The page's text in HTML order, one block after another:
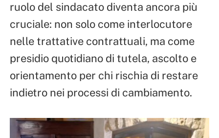
ruolo del sindacato diventa ancora più
cruciale: non solo come interlocutore
nelle trattative contrattuali, ma come
presidio quotidiano di tutela, ascolto e
orientamento per chi rischia di restare
indietro nei processi di cambiamento.